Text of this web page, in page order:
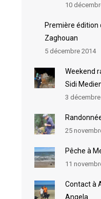
10
Première édition
Zaghouan
5 décembre 2014
Weekend
Sidi
3
25
Pêche à
11
Contact à
Angela